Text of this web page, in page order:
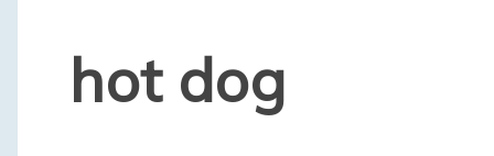
hot dog